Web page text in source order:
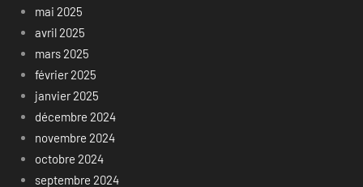
mai 2025
avril 2025
mars 2025
février 2025
janvier 2025
décembre 2024
novembre 2024
octobre 2024
septembre 2024